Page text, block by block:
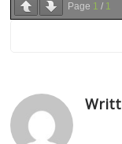
Page 1 / 1